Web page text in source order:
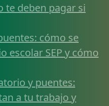
te deben pagar si
cómo se
escolar SEP y cómo
y puentes:
a tu trabajo y